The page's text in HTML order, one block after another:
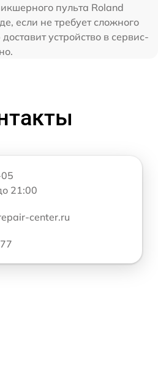
пульта Roland
если не требует сложного
устройство в сервис-
21:00
center.ru